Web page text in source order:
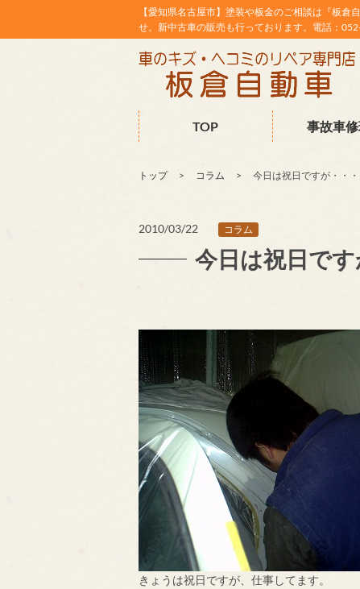
【愛知県名古屋市】塗装や板金のご相談は『板
せ。新中古車の販売も行っております。電話：
TOP 事故車
トップ コラム 今日は祝日ですが・・・
2010/03/22 コラム
今日は祝日です
きょうは祝日ですが、仕事してます。